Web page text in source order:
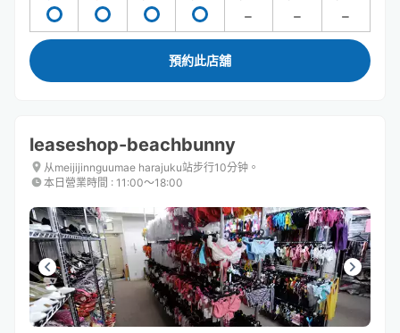
預約此店舖
leaseshop-beachbunny
从meijijinnguumae harajuku站步行10分钟。
本日營業時間 : 11:00〜18:00